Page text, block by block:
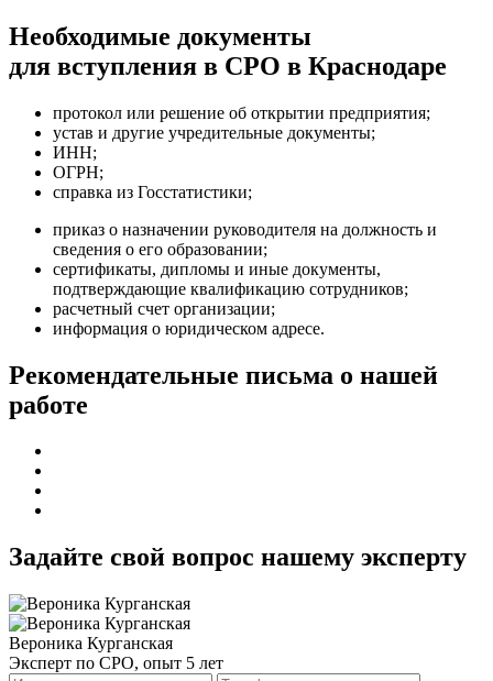
Необходимые документы
для вступления в СРО в Краснодаре
протокол или решение об открытии предприятия;
устав и другие учредительные документы;
ИНН;
ОГРН;
справка из Госстатистики;
приказ о назначении руководителя на должность и
сведения о его образовании;
сертификаты, дипломы и иные документы,
подтверждающие квалификацию сотрудников;
расчетный счет организации;
информация о юридическом адресе.
Рекомендательные письма о нашей
работе
Задайте свой вопрос нашему эксперту
Вероника Курганская
Эксперт по СРО, опыт 5 лет